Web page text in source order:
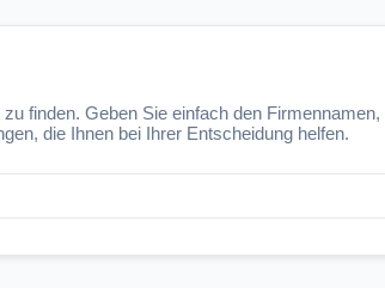
finden. Geben Sie einfach den Firmennamen,
die Ihnen bei Ihrer Entscheidung helfen.